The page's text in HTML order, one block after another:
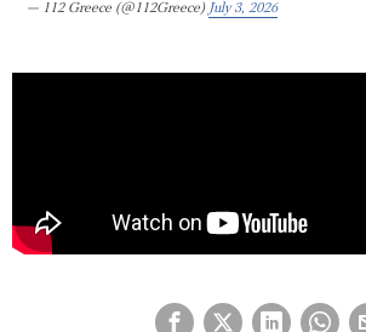
— 112 Greece (@112Greece) July 3, 2026